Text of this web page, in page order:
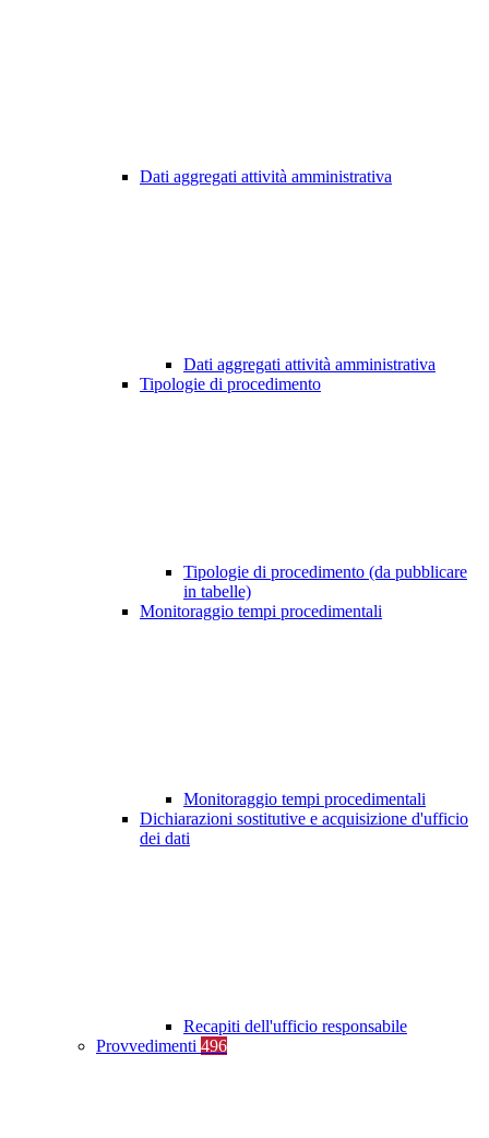
Dati aggregati attività amministrativa
Dati aggregati attività amministrativa
Tipologie di procedimento
Tipologie di procedimento (da pubblicare
in tabelle)
Monitoraggio tempi procedimentali
Monitoraggio tempi procedimentali
Dichiarazioni sostitutive e acquisizione d'ufficio
dei dati
Recapiti dell'ufficio responsabile
Provvedimenti 496